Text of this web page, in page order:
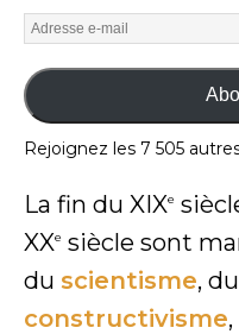
Rejoignez les 7 505
La fin du XIXe
XXe siècle sont
du scientisme, du
constructivisme